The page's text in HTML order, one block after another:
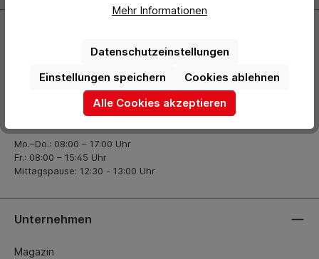
info@hermann-direkt.de
Öffnungszeiten
Mo.–Do.: 08:00 – 17:00 Uhr
Fr.: 08:00 – 15:45 Uhr
Mittagspause: 12:30 - 13:00 Uhr
Unternehmen
Magazin
Mehr Informationen
Datenschutzeinstellungen
Cookies ablehnen
Einstellungen speichern
Alle Cookies akzeptieren